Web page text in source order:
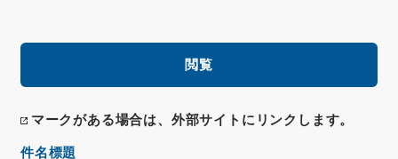
閲覧
マークがある場合は、外部サイトにリンクします。
件名標題